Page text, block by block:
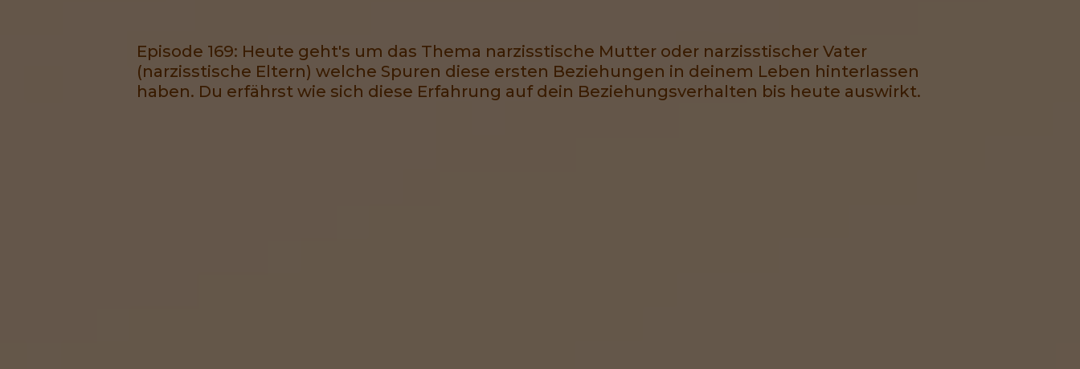
Episode 169: Heute geht's um das Thema narzisstische Mutter oder narzisstischer Vater
(narzisstische Eltern) welche Spuren diese ersten Beziehungen in deinem Leben hinterlassen
haben. Du erfährst wie sich diese Erfahrung auf dein Beziehungsverhalten bis heute auswirkt.